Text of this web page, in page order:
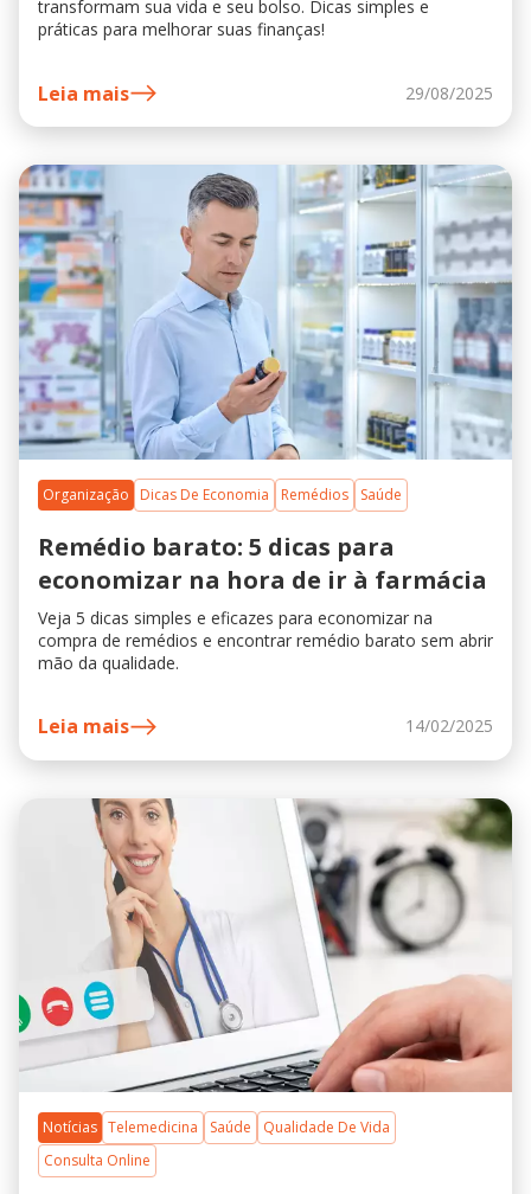
transformam sua vida e seu bolso. Dicas simples e
práticas para melhorar suas finanças!
Leia mais 29/08/2025
Organização Dicas De Economia Remédios Saúde
Remédio barato: 5 dicas para
economizar na hora de ir à farmácia
Veja 5 dicas simples e eficazes para economizar na
compra de remédios e encontrar remédio barato sem abrir
mão da qualidade.
Leia mais 14/02/2025
Notícias Telemedicina Saúde
Qualidade De Vida
Consulta Online